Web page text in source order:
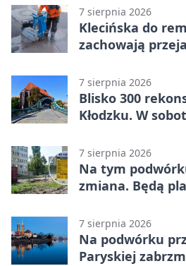
porażka
7 sierpnia 2026
Klecińska do
zachowają
7 sierpnia 2026
Blisko 300
Kłodzku. W
7 sierpnia 2026
Na tym
zmiana. Będą
7 sierpnia 2026
Na podwórku
Paryskiej